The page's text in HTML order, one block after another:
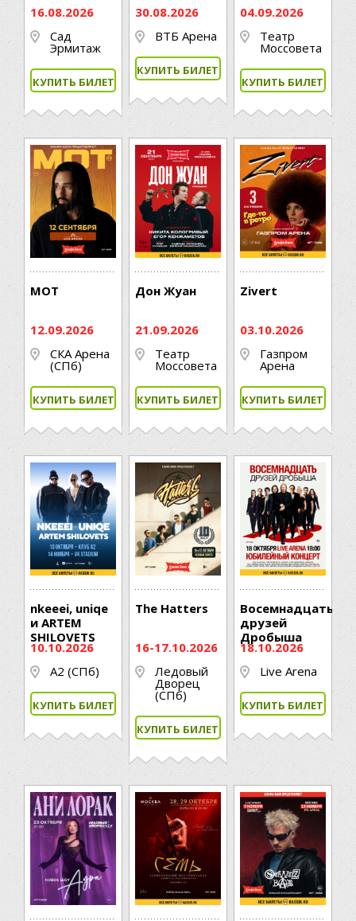
16.08.2026
Сад
Эрмитаж
КУПИТЬ БИЛЕТ
30.08.2026
ВТБ Арена
КУПИТЬ БИЛЕТ
04.09.2026
Театр
Моссовета
КУПИТЬ БИЛЕТ
МОТ
12.09.2026
СКА Арена
(СПб)
КУПИТЬ БИЛЕТ
Дон Жуан
21.09.2026
Театр
Моссовета
КУПИТЬ БИЛЕТ
Zivert
03.10.2026
Газпром
Арена
КУПИТЬ БИЛЕТ
nkeeei, uniqe
и ARTEM
SHILOVETS
10.10.2026
A2 (СПб)
КУПИТЬ БИЛЕТ
The Hatters
16-17.10.2026
Ледовый
Дворец
(CПб)
КУПИТЬ БИЛЕТ
Восемнадцать
друзей
Дробыша
18.10.2026
Live Arena
КУПИТЬ БИЛЕТ